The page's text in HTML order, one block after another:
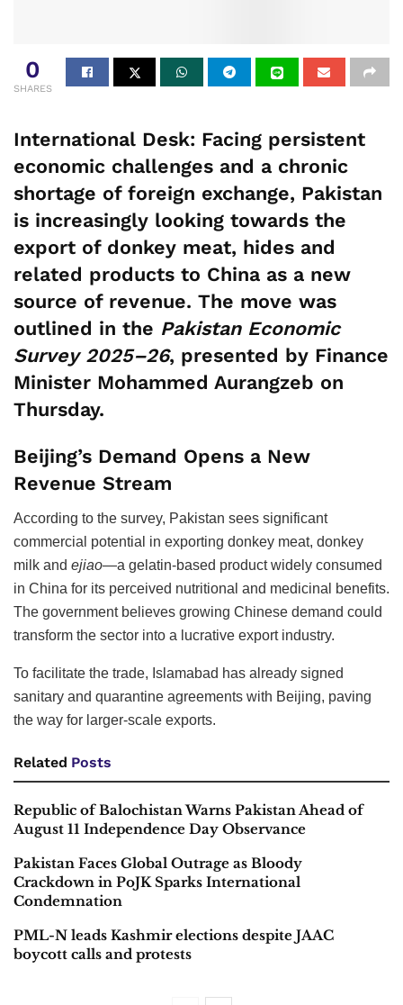
0
SHARES
International Desk: Facing persistent
economic challenges and a chronic
shortage of foreign exchange, Pakistan
is increasingly looking towards the
export of donkey meat, hides and
related products to China as a new
source of revenue. The move was
outlined in the Pakistan Economic
Survey 2025–26, presented by Finance
Minister Mohammed Aurangzeb on
Thursday.
Beijing’s Demand Opens a New
Revenue Stream
According to the survey, Pakistan sees significant
commercial potential in exporting donkey meat, donkey
milk and ejiao—a gelatin-based product widely consumed
in China for its perceived nutritional and medicinal benefits.
The government believes growing Chinese demand could
transform the sector into a lucrative export industry.
To facilitate the trade, Islamabad has already signed
sanitary and quarantine agreements with Beijing, paving
the way for larger-scale exports.
Related Posts
Republic of Balochistan Warns Pakistan Ahead of
August 11 Independence Day Observance
Pakistan Faces Global Outrage as Bloody
Crackdown in PoJK Sparks International
Condemnation
PML-N leads Kashmir elections despite JAAC
boycott calls and protests